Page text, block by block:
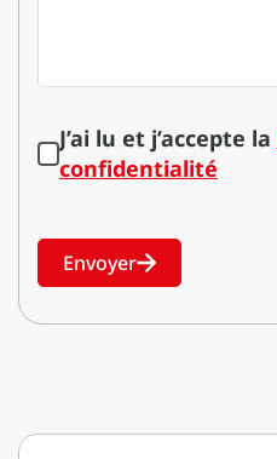
J’ai lu et j’accepte la
confidentialité
Envoyer